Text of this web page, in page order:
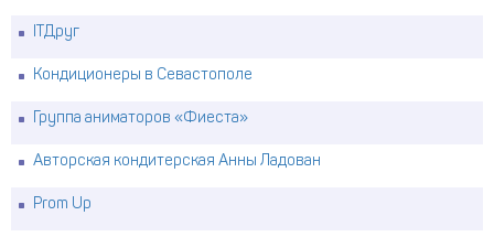
ITДруг
Кондиционеры в Севастополе
Группа аниматоров «Фиеста»
Авторская кондитерская Анны Ладован
Prom Up